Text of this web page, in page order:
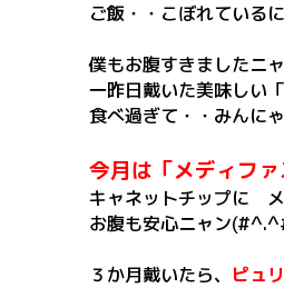
ご飯・・こぼれている
僕もお腹すきましたニ
一昨日戴いた美味しい
食べ過ぎて・・みんに
今月は「メディファ
キャネットチップに
お腹も安心ニャン
３か月戴いたら、 ピュ